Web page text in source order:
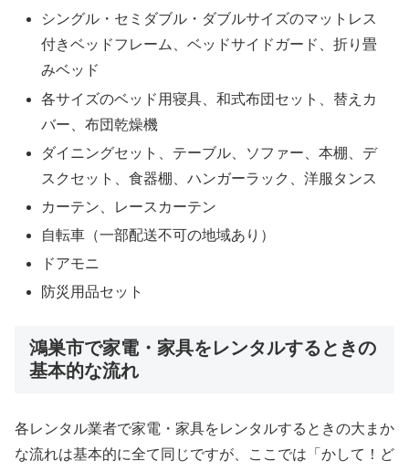
シングル・セミダブル・ダブルサイズのマットレス
付きベッドフレーム、ベッドサイドガード、折り畳
みベッド
各サイズのベッド用寝具、和式布団セット、替えカ
バー、布団乾燥機
ダイニングセット、テーブル、ソファー、本棚、デ
スクセット、食器棚、ハンガーラック、洋服タンス
カーテン、レースカーテン
自転車（一部配送不可の地域あり）
ドアモニ
防災用品セット
鴻巣市で家電・家具をレンタルするときの
基本的な流れ
各レンタル業者で家電・家具をレンタルするときの大まか
な流れは基本的に全て同じですが、ここでは「かして！ど